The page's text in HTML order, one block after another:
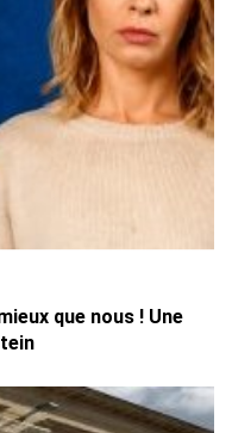
que nous ! Une